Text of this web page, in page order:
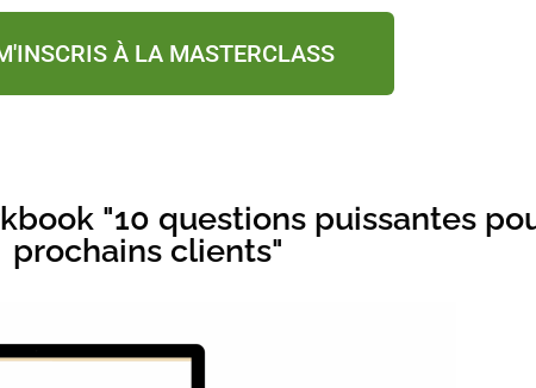
À LA MASTERCLASS
"10 questions puissantes
prochains clients"